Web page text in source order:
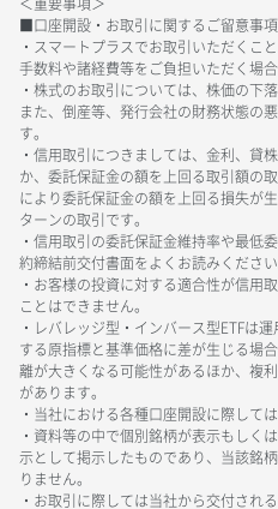
＜重要事項＞
■口座開設・お取引に関するご留意事項
・スマートプラスでお取引いただくこ
手数料や諸経費等をご負担いただく場合
・株式のお取引については、株価の下
また、倒産等、発行会社の財務状態の
す。
・信用取引につきましては、金利、貸
か、委託保証金の額を上回る取引額の
により委託保証金の額を上回る損失が
ターンの取引です。
・信用取引の委託保証金維持率や最低
約締結前交付書面をよくお読みください
・お客様の投資に対する適合性が信用
ことはできません。
・レバレッジ型・インバース型ETFは
する原指標と基準価格に差が生じる場
離が大きくなる可能性があるほか、複
があります。
・当社における各種口座開設に際して
・資料等の中で個別銘柄が表示もしく
示として掲示したものであり、当該銘
りません。
・お取引に際しては当社から交付され